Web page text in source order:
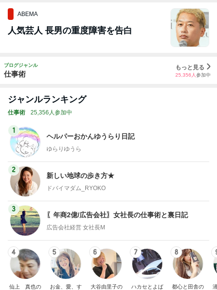
ABEMA
人気芸人 長男の重度障害を告白
ブログジャンル
仕事術
もっと見る
25,356 人 参加中
ジャンルランキング
仕事術 25,356人参加中
1
ヘルパーおかんゆうらり日記
ゆらりゆうら
2
新しい地球の歩き方★
ドバイマダム_RYOKO
3
〖年商2億/広告会社〗女社長の仕事術と裏日記
広告会社経営 女社長M
4
仙上 真也の
5
お金、愛、す
6
大谷由里子の
7
ハカセとよば
8
都心と田舎の